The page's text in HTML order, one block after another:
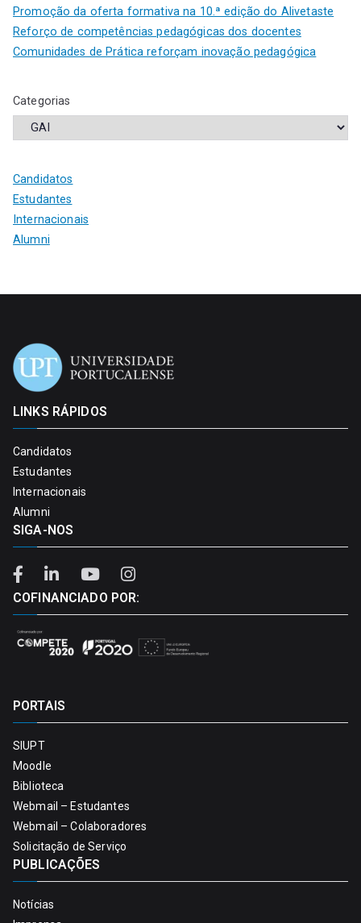
Promoção da oferta formativa na 10.ª edição do Alivetaste
Reforço de competências pedagógicas dos docentes
Comunidades de Prática reforçam inovação pedagógica
Categorias
Candidatos
Estudantes
Internacionais
Alumni
LINKS RÁPIDOS
Candidatos
Estudantes
Internacionais
Alumni
SIGA-NOS
COFINANCIADO POR:
PORTAIS
SIUPT
Moodle
Biblioteca
Webmail – Estudantes
Webmail – Colaboradores
Solicitação de Serviço
PUBLICAÇÕES
Notícias